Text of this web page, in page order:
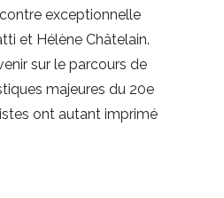
exceptionnelle
et Hélène Châtelain.
sur le parcours de
majeures du 20e
ont autant imprimé